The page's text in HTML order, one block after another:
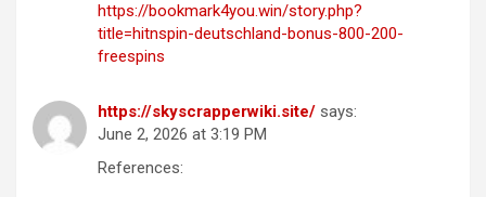
https://bookmark4you.win/story.php?
title=hitnspin-deutschland-bonus-800-200-
freespins
https://skyscrapperwiki.site/ says:
June 2, 2026 at 3:19 PM
References: